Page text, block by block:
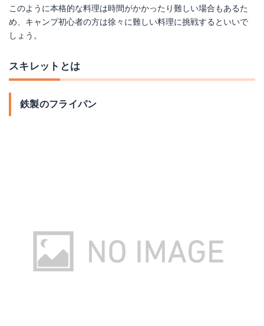
このように本格的な料理は時間がかかったり難しい場合もあるた
め、キャンプ初心者の方は徐々に難しい料理に挑戦するといいで
しょう。
スキレットとは
鉄製のフライパン